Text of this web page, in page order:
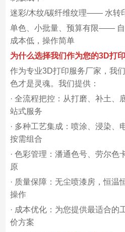
迷彩/木纹/碳纤维纹理—— 水转
单色、小批量、预算有限—— 自
成本低，操作简单
为什么选择我们作为您的3D打
作为专业3D打印服务厂家，我
色才是灵魂。我们提供：
· 全流程把控：从打磨、补土、
站式服务
· 多种工艺集成：喷涂、浸染、
按需组合
· 色彩管理：潘通色号、劳尔色
原
· 质量保障：无尘喷漆房，恒温
操作
· 成本优化：为您提供最适合的
价方案